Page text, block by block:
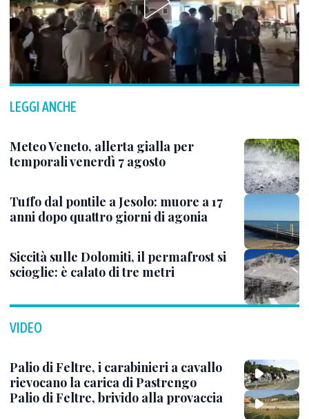
LEGGI ANCHE
Meteo Veneto, allerta gialla per
temporali venerdì 7 agosto
Tuffo dal pontile a Jesolo: muore a 17
anni dopo quattro giorni di agonia
Siccità sulle Dolomiti, il permafrost si
scioglie: è calato di tre metri
VIDEO
Palio di Feltre, i carabinieri a cavallo
rievocano la carica di Pastrengo
Palio di Feltre, brivido alla provaccia